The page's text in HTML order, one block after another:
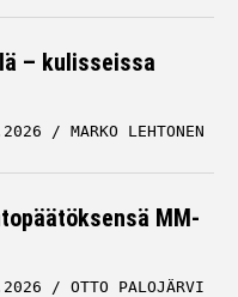
– kulisseissa
MARKO LEHTONEN
MM-
OTTO PALOJÄRVI